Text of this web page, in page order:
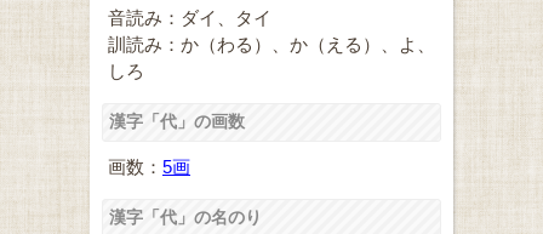
音読み：ダイ、タイ
訓読み：か（わる）、か（える）、よ、
しろ
漢字「代」の画数
画数： 5画
漢字「代」の名のり